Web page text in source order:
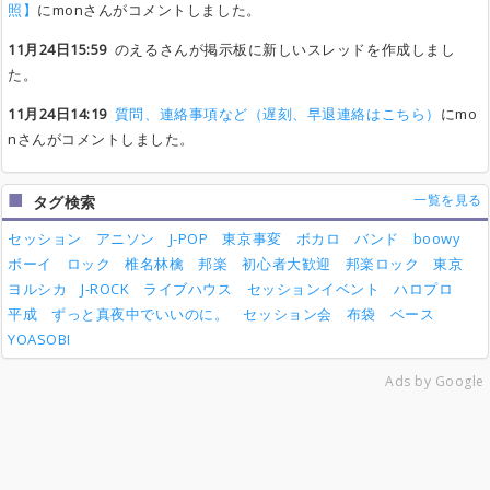
照】 にmonさんがコメントしました。
11月24日15:59のえるさんが掲示板に新しいスレッドを作成しまし
た。
11月24日14:19 質問、連絡事項など（遅刻、早退連絡はこちら） にmo
nさんがコメントしました。
タグ検索 一覧を見る
セッション アニソン J-POP 東京事変 ボカロ バンド
boowy
ボーイ
ロック 椎名林檎 邦楽 初心者大歓迎 邦楽ロック
東京
ヨルシカ
J-ROCK ライブハウス セッションイベント
ハロプロ
平成
ずっと真夜中でいいのに。 セッション会 布袋
ベース
YOASOBI
Ads by Google